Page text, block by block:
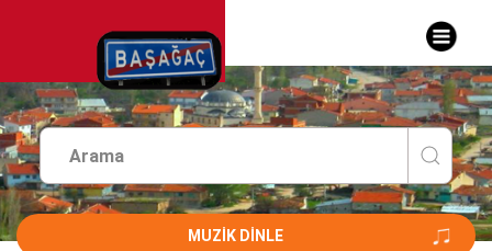
MUZIK DINLE